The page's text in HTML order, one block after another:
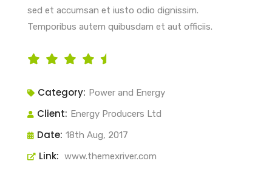
sed et accumsan et iusto odio dignissim.
Temporibus autem quibusdam et aut officiis.
Category: Power and Energy
Client: Energy Producers Ltd
Date: 18th Aug, 2017
Link: www.themexriver.com